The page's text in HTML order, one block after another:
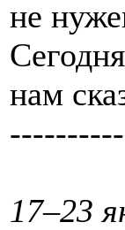
не
нам
17–23